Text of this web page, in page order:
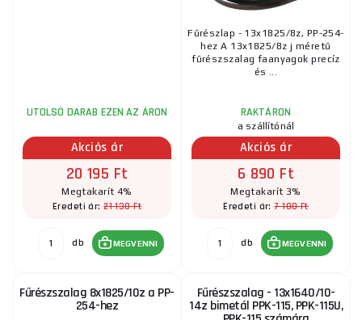
UTOLSÓ DARAB EZEN AZ ÁRON
Akciós ár
20 195 Ft
Megtakarít 4%
Eredeti ár:21 130 Ft
db MEGVENNI
Fűrészlap - 13x1825/8z, PP-254-
hez A 13x1825/8z j méretű
fűrészszalag faanyagok precíz
és ...
RAKTÁRON
a szállítónál
Akciós ár
6 890 Ft
Megtakarít 3%
Eredeti ár:7 100 Ft
db MEGVENNI
Fűrészszalag 8x1825/10z a PP-
254-hez
Fűrészszalag - 13x1640/10-
14z bimetál PPK-115, PPK-115U,